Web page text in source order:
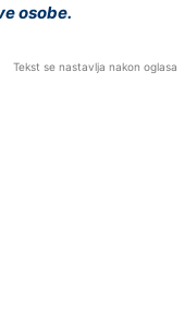
osobe.
Tekst se nastavlja nakon oglasa